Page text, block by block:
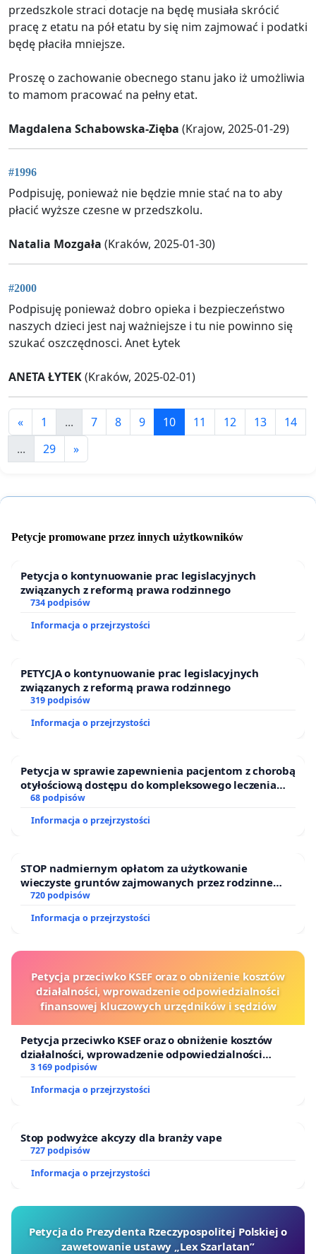
przedszkole straci dotacje na będę musiała skrócić
pracę z etatu na pół etatu by się nim zajmować i podatki
będę płaciła mniejsze.
Proszę o zachowanie obecnego stanu jako iż umożliwia
to mamom pracować na pełny etat.
Magdalena Schabowska-Zięba (Krajow, 2025-01-29)
#1996
Podpisuję, ponieważ nie będzie mnie stać na to aby
płacić wyższe czesne w przedszkolu.
Natalia Mozgała (Kraków, 2025-01-30)
#2000
Podpisuję ponieważ dobro opieka i bezpieczeństwo
naszych dzieci jest naj ważniejsze i tu nie powinno się
szukać oszczędnosci. Anet Łytek
ANETA ŁYTEK(Kraków, 2025-02-01)
« 1 ... 7 8 9 10 11 12 13
14
...
29 »
Petycje promowane przez innych użytkowników
Petycja o kontynuowanie prac legislacyjnych
związanych z reformą prawa rodzinnego
734 podpisów
Informacja o przejrzystości
PETYCJA o kontynuowanie prac legislacyjnych
związanych z reformą prawa rodzinnego
319 podpisów
Informacja o przejrzystości
Petycja w sprawie zapewnienia pacjentom z chorobą
otyłościową dostępu do kompleksowego leczenia
oraz programów profilaktycznych.
68 podpisów
Informacja o przejrzystości
STOP nadmiernym opłatom za użytkowanie
wieczyste gruntów zajmowanych przez rodzinne
ogrody działkowe.
720 podpisów
Informacja o przejrzystości
Petycja przeciwko KSEF oraz o obniżenie kosztów
działalności, wprowadzenie odpowiedzialności
finansowej kluczowych urzędników i sędziów
Petycja przeciwko KSEF oraz o obniżenie kosztów
działalności, wprowadzenie odpowiedzialności
finansowej kluczowych urzędników i sędziów
3 169 podpisów
Informacja o przejrzystości
Stop podwyżce akcyzy dla branży vape
727 podpisów
Informacja o przejrzystości
Petycja do Prezydenta Rzeczypospolitej Polskiej o
zawetowanie ustawy „Lex Szarlatan”